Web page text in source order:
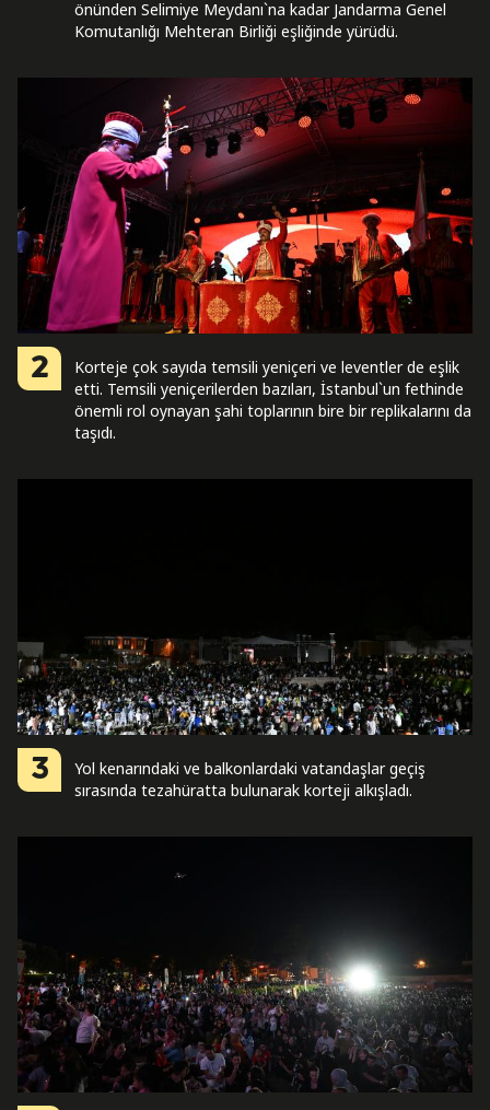
önünden Selimiye Meydanı`na kadar Jandarma Genel
Komutanlığı Mehteran Birliği eşliğinde yürüdü.
2
Korteje çok sayıda temsili yeniçeri ve leventler de eşlik
etti. Temsili yeniçerilerden bazıları, İstanbul`un fethinde
önemli rol oynayan şahi toplarının bire bir replikalarını da
taşıdı.
3
Yol kenarındaki ve balkonlardaki vatandaşlar geçiş
sırasında tezahüratta bulunarak korteji alkışladı.